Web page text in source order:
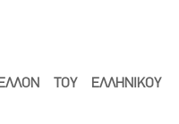
ΤΟΥ ΕΛΛΗΝΙΚΟΥ